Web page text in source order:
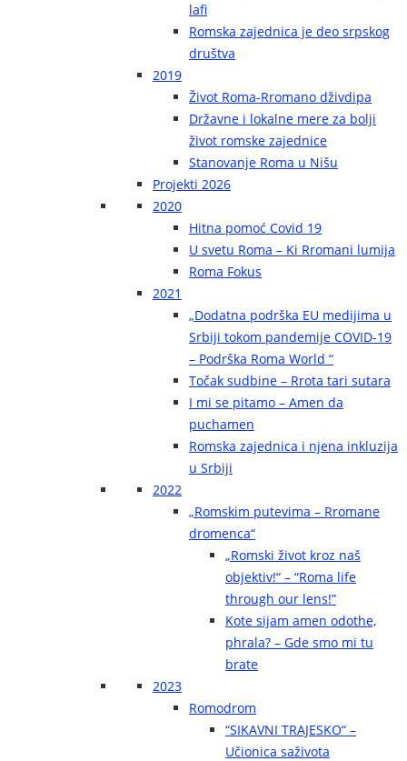
lafi
Romska zajednica je deo srpskog
društva
2019
Život Roma-Rromano dživdipa
Državne i lokalne mere za bolji
život romske zajednice
Stanovanje Roma u Nišu
Projekti 2026
2020
Hitna pomoć Covid 19
U svetu Roma – Ki Rromani lumija
Roma Fokus
2021
„Dodatna podrška EU medijima u
Srbiji tokom pandemije COVID-19
– Podrška Roma World “
Točak sudbine – Rrota tari sutara
I mi se pitamo – Amen da
puchamen
Romska zajednica i njena inkluzija
u Srbiji
2022
„Romskim putevima – Rromane
dromenca“
„Romski život kroz naš
objektiv!“ – “Roma life
through our lens!”
Kote sijam amen odothe,
phrala? – Gde smo mi tu
brate
2023
Romodrom
“SIKAVNI TRAJESKO“ –
Učionica saživota